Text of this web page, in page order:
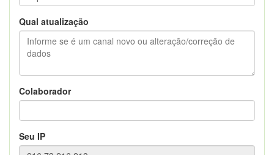
Qual atualização
Colaborador
Seu IP